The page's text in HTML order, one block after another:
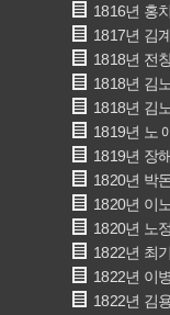
1816년 홍
1817년 김
1818년 전
1818년 김
1818년 김
1819년 노
1819년 장
1820년 박
1820년 이
1820년 노
1822년 최
1822년 이
1822년 김